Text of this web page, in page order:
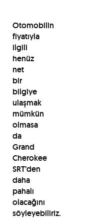
Otomobilin
fiyatıyla
ilgili
henüz
net
bir
bilgiye
ulaşmak
mümkün
olmasa
da
Grand
Cherokee
SRT’den
daha
pahalı
olacağını
söyleyebiliriz.